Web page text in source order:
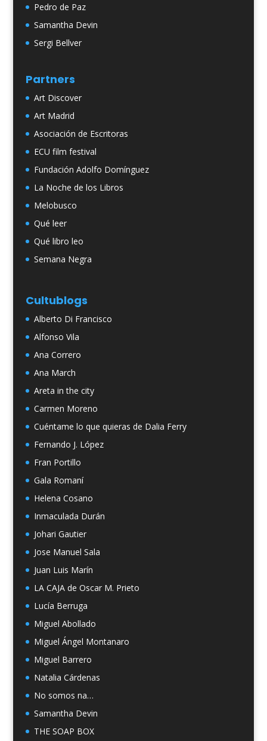
Pedro de Paz
Samantha Devin
Sergi Bellver
Partners
Art Discover
Art Madrid
Asociación de Escritoras
ECU film festival
Fundación Adolfo Domínguez
La Noche de los Libros
Melobusco
Qué leer
Qué libro leo
Semana Negra
Cultublogs
Alberto Di Francisco
Alfonso Vila
Ana Correro
Ana March
Areta in the city
Carmen Moreno
Cuéntame lo que quieras de Dalia Ferry
Fernando J. López
Fran Portillo
Gala Romaní
Helena Cosano
Inmaculada Durán
Johari Gautier
Jose Manuel Sala
Juan Luis Marín
LA CAJA de Oscar M. Prieto
Lucía Berruga
Miguel Abollado
Miguel Ángel Montanaro
Miguel Barrero
Natalia Cárdenas
No somos na…
Samantha Devin
THE SOAP BOX